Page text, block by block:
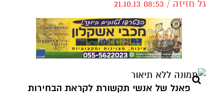
גל חזיזה / 08:53 21.10.13
פאנל של אנשי תקשורת לקראת הבחירות